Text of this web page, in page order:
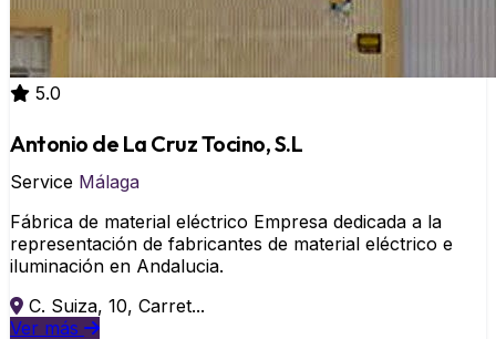
5.0
Antonio de La Cruz Tocino, S.L
Service Málaga
Fábrica de material eléctrico Empresa dedicada a la
representación de fabricantes de material eléctrico e
iluminación en Andalucia.
C. Suiza, 10, Carret...
Ver más